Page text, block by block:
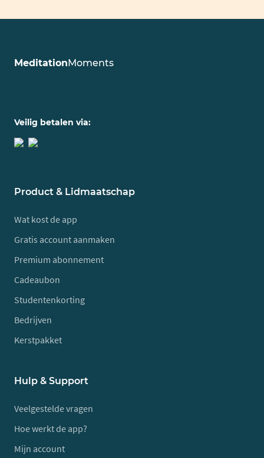
Meditation Moments
Veilig betalen via:
Product & Lidmaatschap
Wat kost de app
Gratis account aanmaken
Premium abonnement
Cadeaubon
Studentenkorting
Bedrijven
Kerstpakket
Hulp & Support
Veelgestelde vragen
Hoe werkt de app?
Mijn account